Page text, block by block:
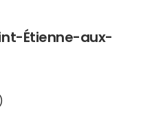
Étienne-aux-